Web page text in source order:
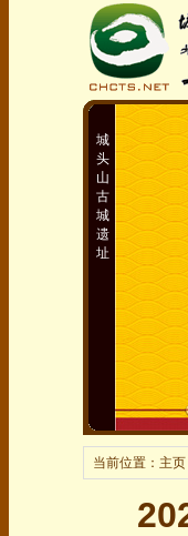
城
头
山
古
城
遗
址
当前位置： 主页